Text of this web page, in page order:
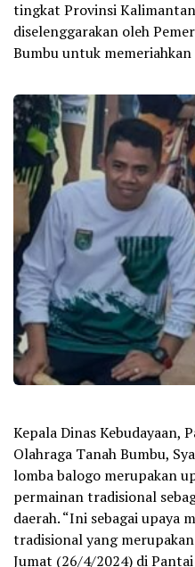
tingkat Provinsi
diselenggarakan oleh
Bumbu untuk
Kepala Dinas Kebudayaan,
Olahraga Tanah Bumbu,
lomba balogo merupakan
permainan tradisional
daerah. “Ini sebagai upaya
tradisional yang
Jumat (26/4/2024) di